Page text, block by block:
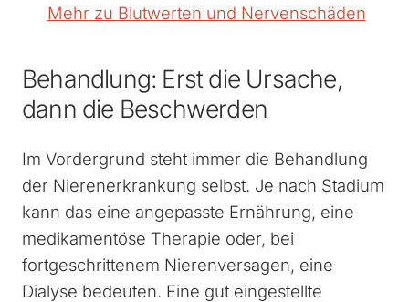
Mehr zu Blutwerten und Nervenschäden
Behandlung: Erst die Ursache,
dann die Beschwerden
Im Vordergrund steht immer die Behandlung
der Nierenerkrankung selbst. Je nach Stadium
kann das eine angepasste Ernährung, eine
medikamentöse Therapie oder, bei
fortgeschrittenem Nierenversagen, eine
Dialyse bedeuten. Eine gut eingestellte